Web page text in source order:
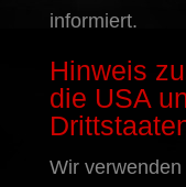
informiert.
Hinweis
die USA
Wir